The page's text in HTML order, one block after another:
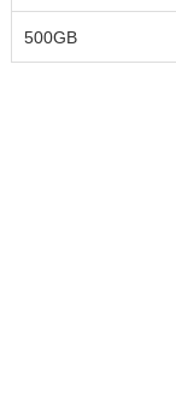
500GB